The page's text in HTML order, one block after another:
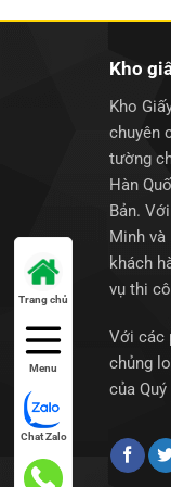
Kho
Kho
chuyên
tường
Hàn
Bản.
Minh và
khách
vụ thi
Với các
chủng
của
Trang chủ
Menu
Chat Zalo